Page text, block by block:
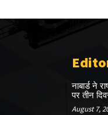
नाबार्ड ने
पर तीन
August 7,